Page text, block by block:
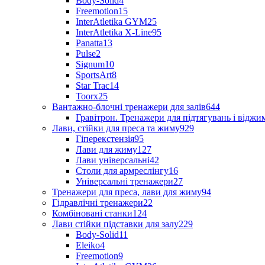
Freemotion15
InterAtletika GYM25
InterAtletika X-Line95
Panatta13
Pulse2
Signum10
SportsArt8
Star Trac14
Toorx25
Вантажно-блочні тренажери для залів644
Гравітрон. Тренажери для підтягувань і
Лави, стійки для преса та жиму929
Гіперекстензія95
Лави для жиму127
Лави універсальні42
Столи для армреслінгу16
Універсальні тренажери27
Тренажери для преса, лави для жиму94
Гідравлічні тренажери22
Комбіновані станки124
Лави стійки підставки для залу229
Body-Solid11
Eleiko4
Freemotion9